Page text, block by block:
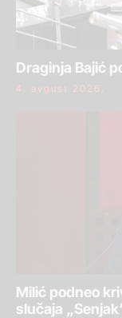
Draginja Bajić
4. avgust 2026.
Milić podneo
slučaja